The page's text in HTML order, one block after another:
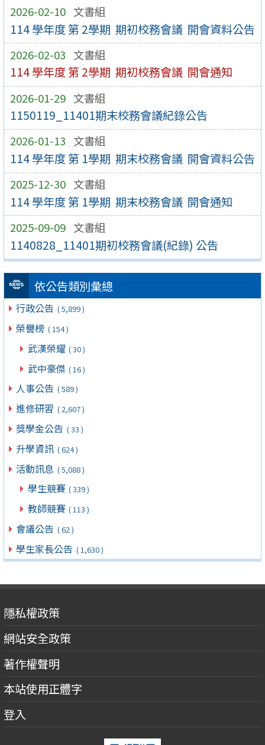
2026-02-10 文書組
114 學年度 第 2學期 期初校務會議 開會資料公告
2026-02-03 文書組
114 學年度 第 2學期 期初校務會議 開會通知
2026-01-29 文書組
1150119_11401期末校務會議紀錄公告
2026-01-13 文書組
114 學年度 第 1學期 期末校務會議 開會資料公告
2025-12-30 文書組
114 學年度 第 1學期 期末校務會議 開會通知
2025-09-09 文書組
1140828_11401期初校務會議(紀錄) 公告
依公告類別彙總
行政公告 ( 5,899 )
榮譽榜 ( 154 )
武漢榮耀 ( 30 )
武中豪傑 ( 16 )
人事公告 ( 589 )
進修研習 ( 2,607 )
獎學金公告 ( 33 )
升學資訊 ( 624 )
活動訊息 ( 5,088 )
學生競賽 ( 339 )
教師競賽 ( 113 )
會議公告 ( 62 )
學生家長公告 ( 1,630 )
隱私權政策
網站安全政策
著作權聲明
本站使用正體字
登入